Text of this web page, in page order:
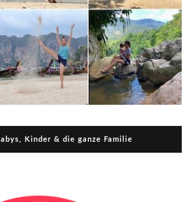
Kinder & die ganze Familie